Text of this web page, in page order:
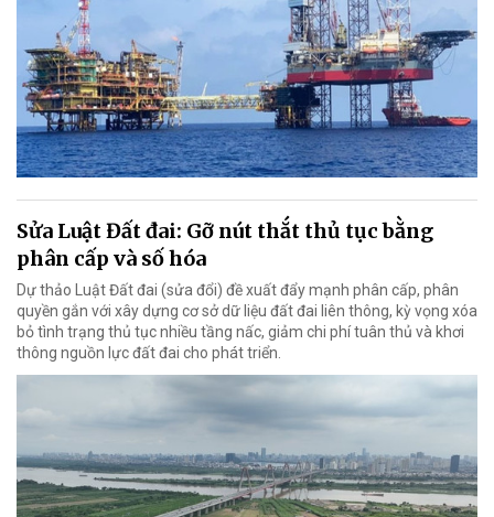
Sửa Luật Đất đai: Gỡ nút thắt thủ tục bằng
phân cấp và số hóa
Dự thảo Luật Đất đai (sửa đổi) đề xuất đẩy mạnh phân cấp, phân
quyền gắn với xây dựng cơ sở dữ liệu đất đai liên thông, kỳ vọng xóa
bỏ tình trạng thủ tục nhiều tầng nấc, giảm chi phí tuân thủ và khơi
thông nguồn lực đất đai cho phát triển.